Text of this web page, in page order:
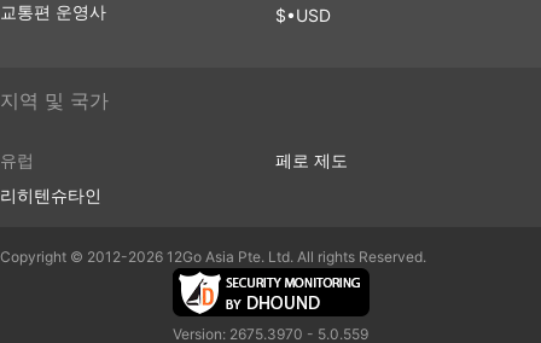
교통편 운영사
$•USD
지역 및 국가
유럽
리히텐슈타인
페로 제도
Copyright © 2012-2026 12Go Asia Pte. Ltd. All rights Reserved.
Version: 2675.3970 - 5.0.559